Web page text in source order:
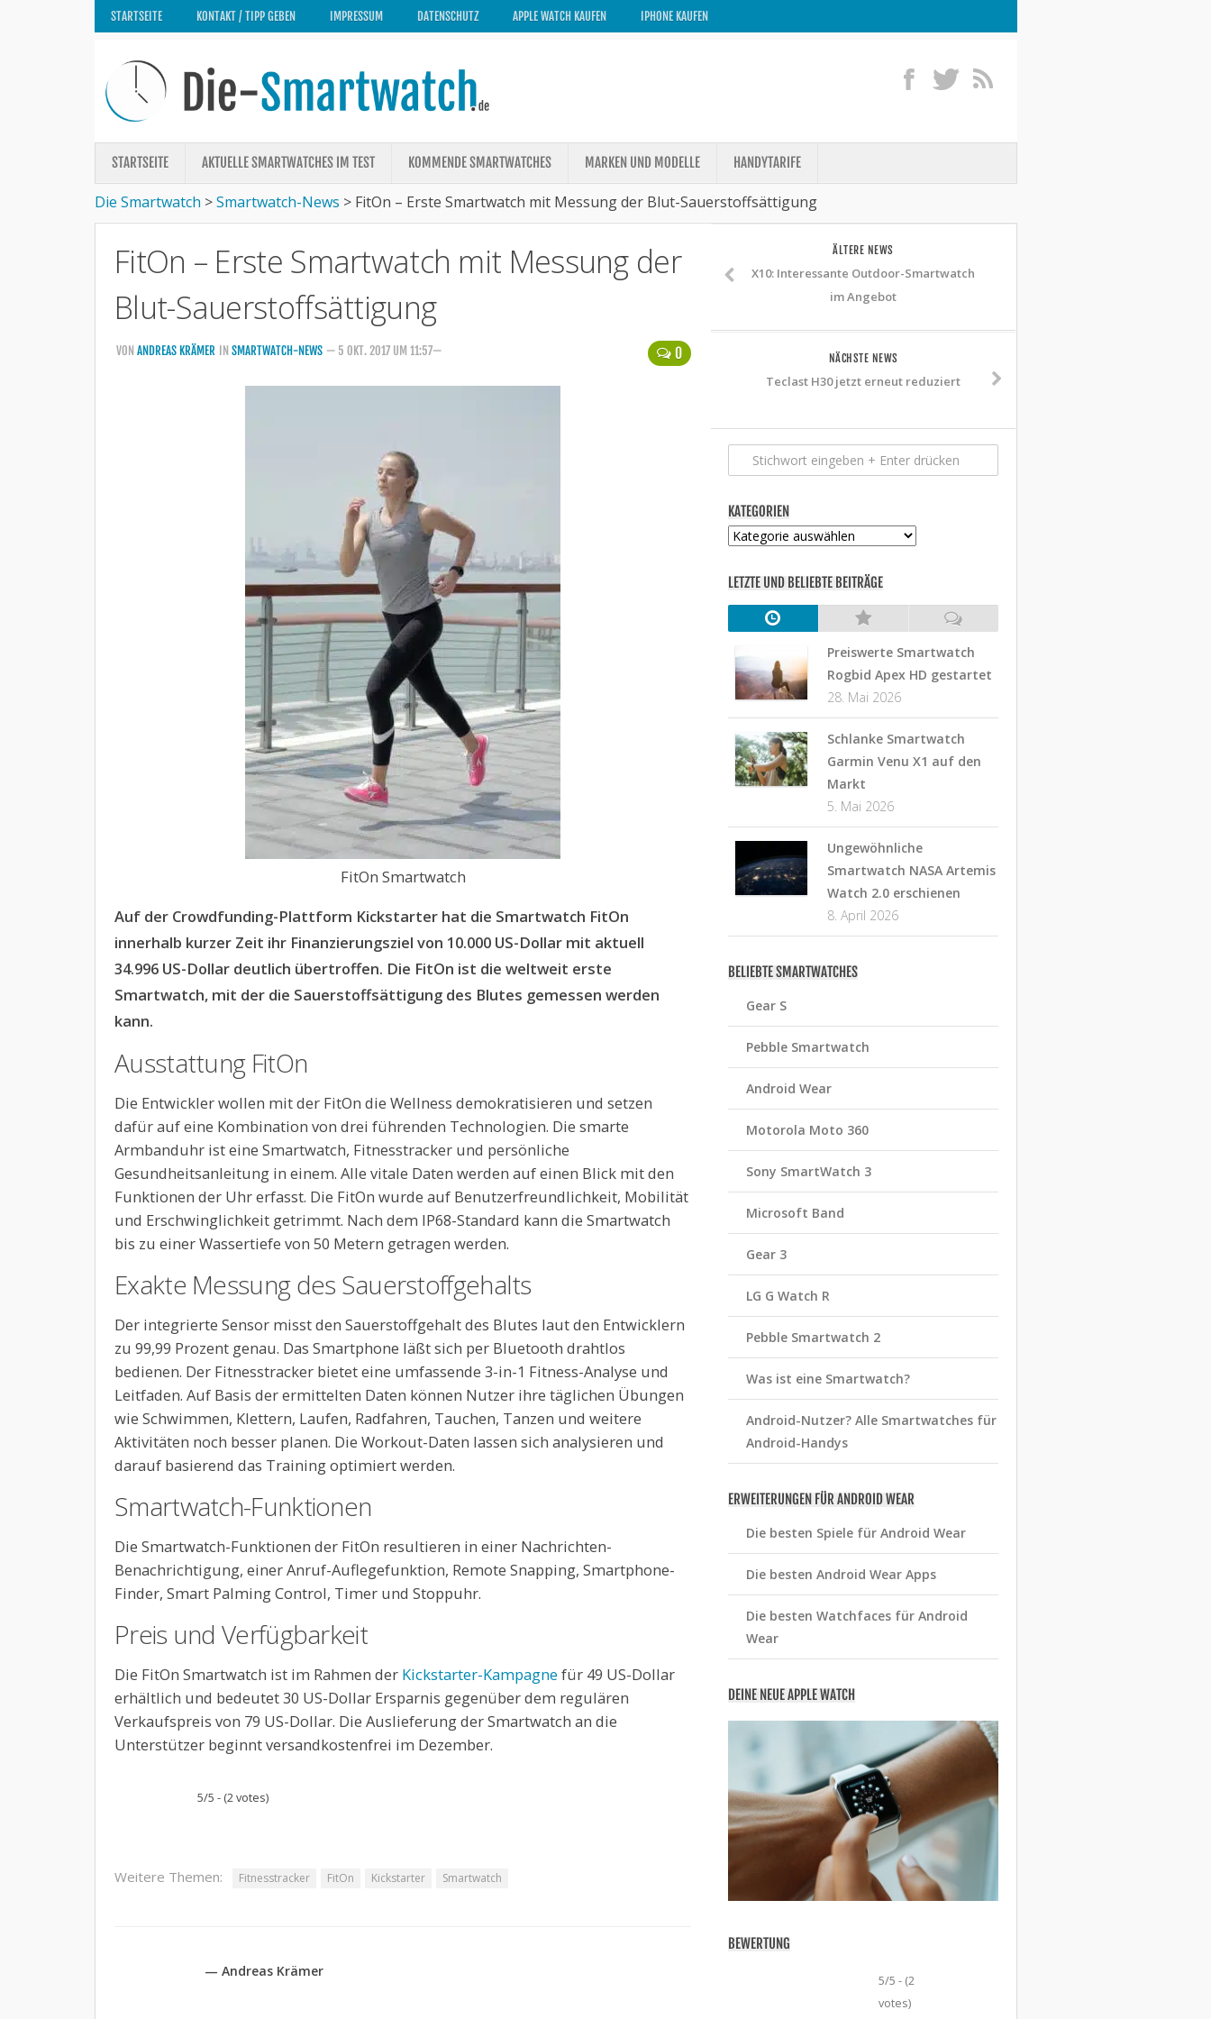
STARTSEITE KONTAKT / TIPP GEBEN IMPRESSUM DATENSCHUTZ APPLE WATCH KAUFEN IPHONE KAUFEN
STARTSEITE AKTUELLE SMARTWATCHES IM TEST KOMMENDE SMARTWATCHES MARKEN UND MODELLE HANDYTARIFE
Die Smartwatch >Smartwatch-News > FitOn – Erste Smartwatch mit Messung der Blut-Sauerstoffsättigung
FitOn – Erste Smartwatch mit Messung der
Blut-Sauerstoffsättigung
0
VON ANDREAS KRÄMER IN SMARTWATCH-NEWS — 5 OKT. 2017 UM 11:57—
FitOn Smartwatch
Auf der Crowdfunding-Plattform Kickstarter hat die Smartwatch FitOn
innerhalb kurzer Zeit ihr Finanzierungsziel von 10.000 US-Dollar mit aktuell
34.996 US-Dollar deutlich übertroffen. Die FitOn ist die weltweit erste
Smartwatch, mit der die Sauerstoffsättigung des Blutes gemessen werden
kann.
Ausstattung FitOn
Die Entwickler wollen mit der FitOn die Wellness demokratisieren und setzen
dafür auf eine Kombination von drei führenden Technologien. Die smarte
Armbanduhr ist eine Smartwatch, Fitnesstracker und persönliche
Gesundheitsanleitung in einem. Alle vitale Daten werden auf einen Blick mit den
Funktionen der Uhr erfasst. Die FitOn wurde auf Benutzerfreundlichkeit, Mobilität
und Erschwinglichkeit getrimmt. Nach dem IP68-Standard kann die Smartwatch
bis zu einer Wassertiefe von 50 Metern getragen werden.
Exakte Messung des Sauerstoffgehalts
Der integrierte Sensor misst den Sauerstoffgehalt des Blutes laut den Entwicklern
zu 99,99 Prozent genau. Das Smartphone läßt sich per Bluetooth drahtlos
bedienen. Der Fitnesstracker bietet eine umfassende 3-in-1 Fitness-Analyse und
Leitfaden. Auf Basis der ermittelten Daten können Nutzer ihre täglichen Übungen
wie Schwimmen, Klettern, Laufen, Radfahren, Tauchen, Tanzen und weitere
Aktivitäten noch besser planen. Die Workout-Daten lassen sich analysieren und
darauf basierend das Training optimiert werden.
Smartwatch-Funktionen
Die Smartwatch-Funktionen der FitOn resultieren in einer Nachrichten-
Benachrichtigung, einer Anruf-Auflegefunktion, Remote Snapping, Smartphone-
Finder, Smart Palming Control, Timer und Stoppuhr.
Preis und Verfügbarkeit
Die FitOn Smartwatch ist im Rahmen der Kickstarter-Kampagne für 49 US-Dollar
erhältlich und bedeutet 30 US-Dollar Ersparnis gegenüber dem regulären
Verkaufspreis von 79 US-Dollar. Die Auslieferung der Smartwatch an die
Unterstützer beginnt versandkostenfrei im Dezember.
5/5 - (2 votes)
Weitere Themen: Fitnesstracker FitOn Kickstarter Smartwatch
— Andreas Krämer
ÄLTERE NEWS
X10: Interessante Outdoor-Smartwatch
im Angebot
NÄCHSTE NEWS
Teclast H30 jetzt erneut reduziert
KATEGORIEN
Kategorien
LETZTE UND BELIEBTE BEITRÄGE
Preiswerte Smartwatch
Rogbid Apex HD gestartet
28. Mai 2026
Schlanke Smartwatch
Garmin Venu X1 auf den
Markt
5. Mai 2026
Ungewöhnliche
Smartwatch NASA Artemis
Watch 2.0 erschienen
8. April 2026
BELIEBTE SMARTWATCHES
Gear S
Pebble Smartwatch
Android Wear
Motorola Moto 360
Sony SmartWatch 3
Microsoft Band
Gear 3
LG G Watch R
Pebble Smartwatch 2
Was ist eine Smartwatch?
Android-Nutzer? Alle Smartwatches für
Android-Handys
ERWEITERUNGEN FÜR ANDROID WEAR
Die besten Spiele für Android Wear
Die besten Android Wear Apps
Die besten Watchfaces für Android
Wear
DEINE NEUE APPLE WATCH
BEWERTUNG
5/5 - (2
votes)